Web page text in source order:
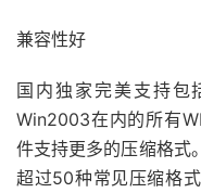
兼容性好
国内独家完美支持包
Win2003在内的所有
件支持更多的压缩格式
超过50种常见压缩格